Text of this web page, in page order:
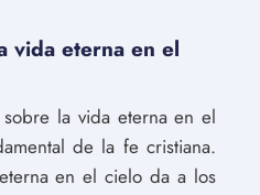
vida eterna en el
sobre la vida eterna en el
de la fe cristiana.
en el cielo da a los